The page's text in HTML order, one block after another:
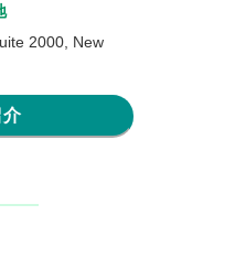
2000, New